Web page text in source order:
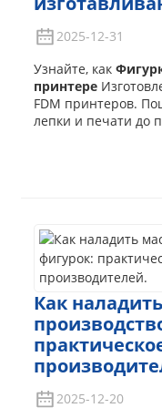
2025-12-31
Узнайте, как
принтере
FDM принтеров.
лепки и печати до
Как
2025-12-20